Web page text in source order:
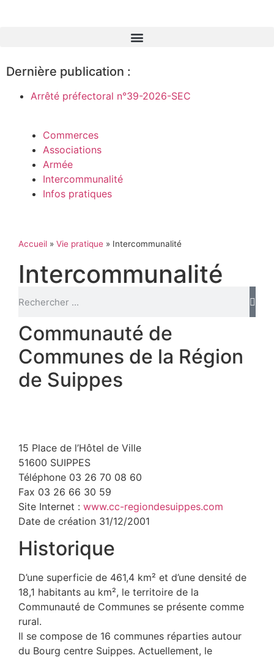
Dernière publication :
Arrêté préfectoral n°39-2026-SEC
Commerces
Associations
Armée
Intercommunalité
Infos pratiques
Accueil » Vie pratique » Intercommunalité
Intercommunalité
Communauté de
Communes de la Région
de Suippes
15 Place de l’Hôtel de Ville
51600 SUIPPES
Téléphone 03 26 70 08 60
Fax 03 26 66 30 59
Site Internet : www.cc-regiondesuippes.com
Date de création 31/12/2001
Historique
D’une superficie de 461,4 km² et d’une densité de
18,1 habitants au km², le territoire de la
Communauté de Communes se présente comme
rural.
Il se compose de 16 communes réparties autour
du Bourg centre Suippes. Actuellement, le